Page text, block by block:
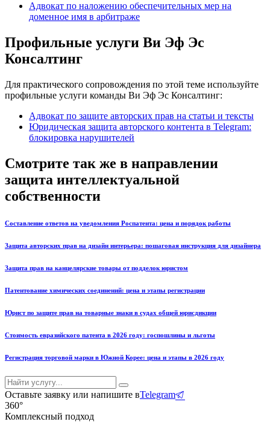
Адвокат по наложению обеспечительных мер на
доменное имя в арбитраже
Профильные услуги Ви Эф Эс
Консалтинг
Для практического сопровождения по этой теме используйте
профильные услуги команды Ви Эф Эс Консалтинг:
Адвокат по защите авторских прав на статьи и тексты
Юридическая защита авторского контента в Telegram:
блокировка нарушителей
Смотрите так же в направлении
защита интеллектуальной
собственности
Составление ответов на уведомления Роспатента: цена и порядок работы
Защита авторских прав на дизайн интерьера: пошаговая инструкция для дизайнера
Защита прав на канцелярские товары от подделок юристом
Патентование химических соединений: цена и этапы регистрации
Юрист по защите прав на товарные знаки в судах общей юрисдикции
Стоимость евразийского патента в 2026 году: госпошлины и льготы
Регистрация торговой марки в Южной Корее: цена и этапы в 2026 году
Оставьте заявку или напишите вTelegram
360°
Комплексный подход